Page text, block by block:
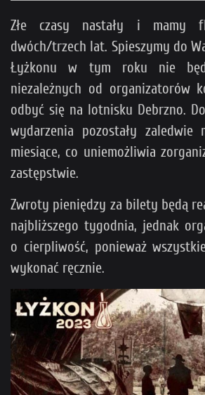
Złe czasy nastały i mamy
dwóch/trzech lat. Spieszymy do
Łyżkonu w tym roku nie
niezależnych od organizatorów
odbyć się na lotnisku Debrzno.
wydarzenia pozostały zaledwie
miesiące, co uniemożliwia
zastępstwie.
Zwroty pieniędzy za bilety będą
najbliższego tygodnia, jednak
o cierpliwość, ponieważ
wykonać ręcznie.